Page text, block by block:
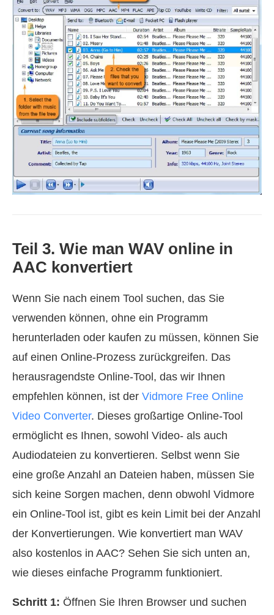
Teil 3. Wie man WAV online in
AAC konvertiert
Wenn Sie nach einem Tool suchen, das Sie
verwenden können, ohne ein Programm
herunterladen oder kaufen zu müssen, können Sie
auf einen Online‑Prozess zurückgreifen. Das
herausragendste Online‑Tool, das wir Ihnen
empfehlen können, ist der Vidmore Free Online
Video Converter. Dieses großartige Online‑Tool
ermöglicht es Ihnen, sowohl Video‑ als auch
Audiodateien zu konvertieren. Selbst wenn Sie
eine große Anzahl an Dateien haben, müssen Sie
sich keine Sorgen machen, denn obwohl Vidmore
ein Online‑Tool ist, gibt es kein Limit bei der Anzahl
der Konvertierungen. Wie konvertiert man WAV
also kostenlos in AAC? Sehen Sie sich unten an,
wie dieses einfache Programm funktioniert.
Schritt 1: Öffnen Sie Ihren Browser und suchen